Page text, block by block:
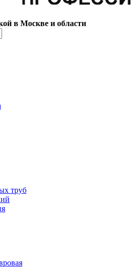
в Москве и области
труб